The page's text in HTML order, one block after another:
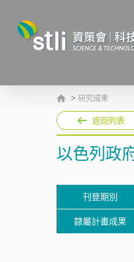
> 研究成果
返回列表
以色列政
刊登期別
隸屬計畫成果